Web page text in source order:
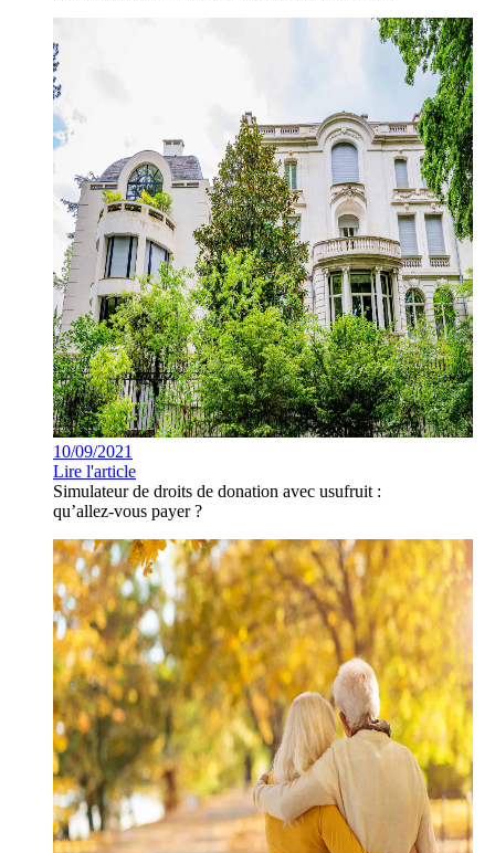
10/09/2021
Lire l'article
Simulateur de droits de donation avec usufruit :
qu’allez-vous payer ?